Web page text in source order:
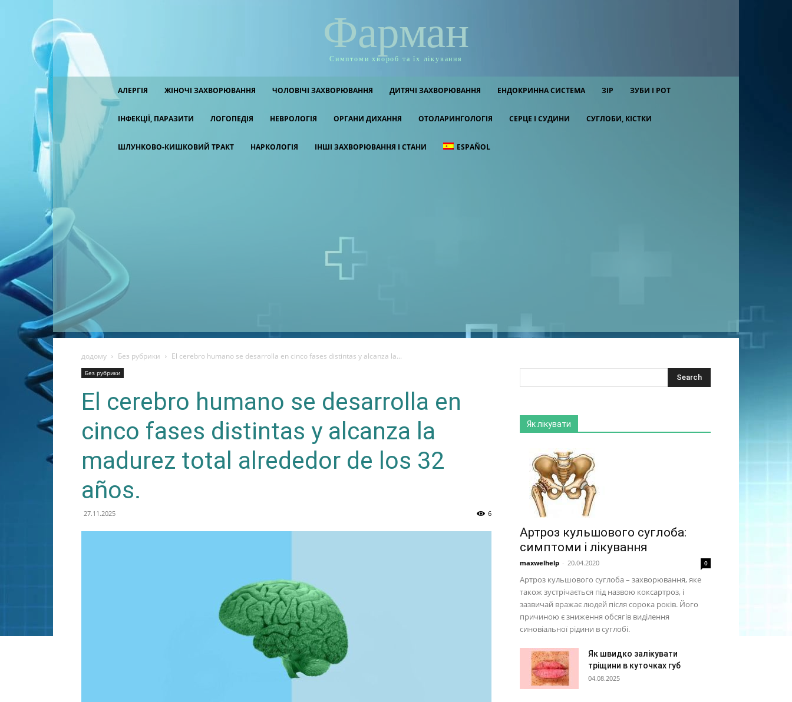
Фарман
Симптоми хвороб та їх лікування
АЛЕРГІЯ ЖІНОЧІ ЗАХВОРЮВАННЯ ЧОЛОВІЧІ ЗАХВОРЮВАННЯ ДИТЯЧІ ЗАХВОРЮВАННЯ ЕНДОКРИННА СИСТЕМА ЗІР ЗУБИ І РОТ
ІНФЕКЦІЇ, ПАРАЗИТИ ЛОГОПЕДІЯ НЕВРОЛОГІЯ ОРГАНИ ДИХАННЯ ОТОЛАРИНГОЛОГІЯ СЕРЦЕ І СУДИНИ СУГЛОБИ, КІСТКИ
ШЛУНКОВО-КИШКОВИЙ ТРАКТ НАРКОЛОГІЯ ІНШІ ЗАХВОРЮВАННЯ І СТАНИ ESPAÑOL
додому Без рубрики El cerebro humano se desarrolla en cinco fases distintas y alcanza la...
Без рубрики
El cerebro humano se desarrolla en
cinco fases distintas y alcanza la
madurez total alrededor de los 32
años.
27.11.2025 6
Як лікувати
Артроз кульшового суглоба:
симптоми і лікування
maxwelhelp - 20.04.2020 0
Артроз кульшового суглоба – захворювання, яке
також зустрічається під назвою коксартроз, і
зазвичай вражає людей після сорока років. Його
причиною є зниження обсягів виділення
синовіальної рідини в суглобі.
Як швидко залікувати
тріщини в куточках губ
04.08.2025